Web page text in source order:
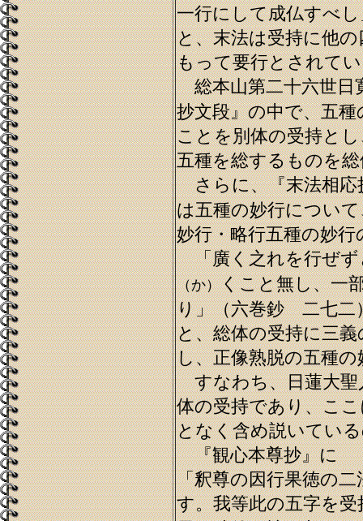
一行にして成仏すべ
と、末法は受持に他
もって要行とされて
総本山第二十六世日
抄文段』の中で、五
ことを別体の受持と
五種を総するものを
さらに、『末法相応
は五種の妙行につい
妙行・略行五種の妙
「廣く之れを行ぜず
（か）くこと無し、一
り」（六巻鈔 二七二
と、総体の受持に三
し、正像熟脱の五種
すなわち、日蓮大聖
体の受持であり、こ
となく含め説いてい
『観心本尊抄』に
「釈尊の因行果徳の
す。我等此の五字を